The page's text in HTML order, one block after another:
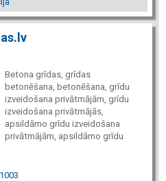
Betona grīdas, grīdas
betonēšana, betonēšana, grīdu
izveidošana privātmājām, grīdu
izveidošana privātmājās,
apsildāmo grīdu izveidošana
privātmājām, apsildāmo grīdu